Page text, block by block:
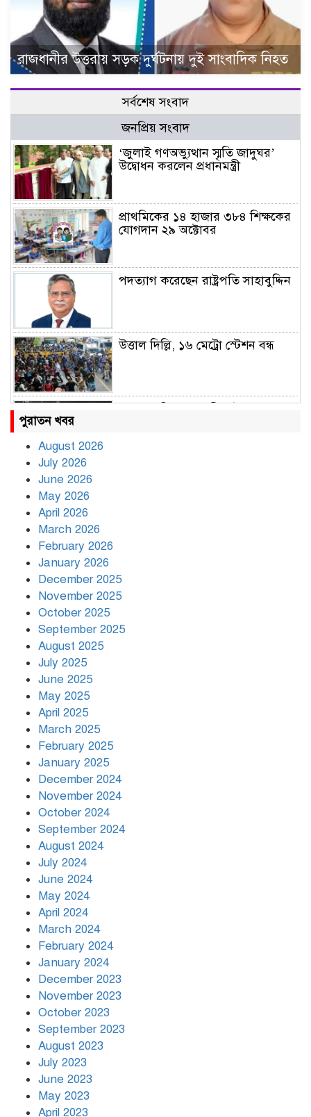
রাজধানীর উত্তরায় সড়ক দুর্ঘটনায় দুই সাংবাদিক নিহত
সর্বশেষ সংবাদ
জনপ্রিয় সংবাদ
‘জুলাই গণঅভ্যুত্থান স্মৃতি জাদুঘর’
উদ্বোধন করলেন প্রধানমন্ত্রী
প্রাথমিকের ১৪ হাজার ৩৮৪ শিক্ষকের
যোগদান ২৯ অক্টোবর
পদত্যাগ করেছেন রাষ্ট্রপতি সাহাবুদ্দিন
উত্তাল দিল্লি, ১৬ মেট্রো স্টেশন বন্ধ
বৃষ্টি থামার নাম নেই, পথে পথে
পুরাতন খবর
August 2026
July 2026
June 2026
May 2026
April 2026
March 2026
February 2026
January 2026
December 2025
November 2025
October 2025
September 2025
August 2025
July 2025
June 2025
May 2025
April 2025
March 2025
February 2025
January 2025
December 2024
November 2024
October 2024
September 2024
August 2024
July 2024
June 2024
May 2024
April 2024
March 2024
February 2024
January 2024
December 2023
November 2023
October 2023
September 2023
August 2023
July 2023
June 2023
May 2023
April 2023